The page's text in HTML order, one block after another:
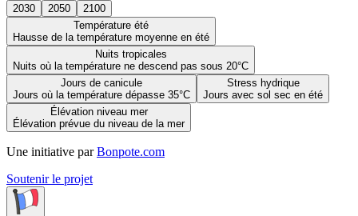
2030 2050
2100
Température été
Hausse de la température moyenne en été
Nuits tropicales
Nuits où la température ne descend pas sous 20°C
Jours de canicule
Jours où la température dépasse 35°C
Stress hydrique
Jours avec sol sec en été
Élévation niveau mer
Élévation prévue du niveau de la mer
Une initiative par Bonpote.com
Soutenir le projet